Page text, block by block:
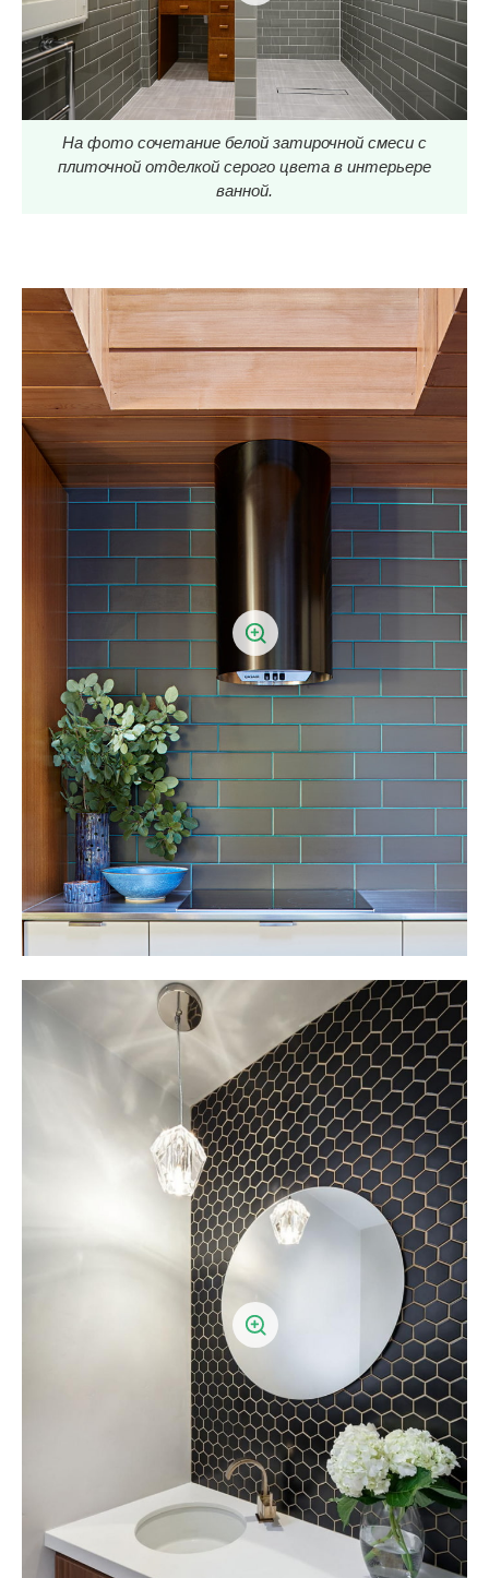
На фото сочетание белой затирочной смеси с
плиточной отделкой серого цвета в интерьере
ванной.